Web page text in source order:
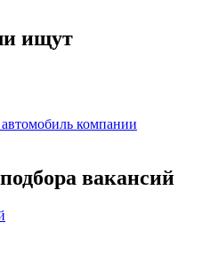
ищут
компании
вакансий